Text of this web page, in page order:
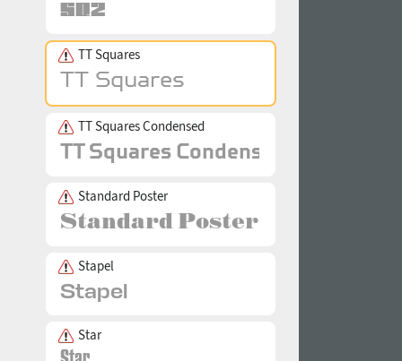
TT Squares
TT Squares Condensed
Standard Poster
Stapel
Star